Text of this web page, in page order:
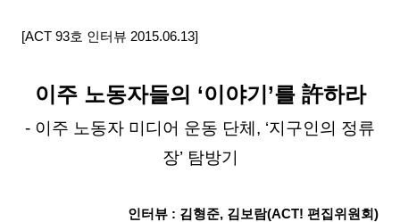
[ACT 93호 인터뷰 2015.06.13]
이주 노동자들의 ‘이야기’를 許하라
- 이주 노동자 미디어 운동 단체, ‘지구인의 정류
장’ 탐방기
인터뷰 : 김형준, 김보람(ACT! 편집위원회)